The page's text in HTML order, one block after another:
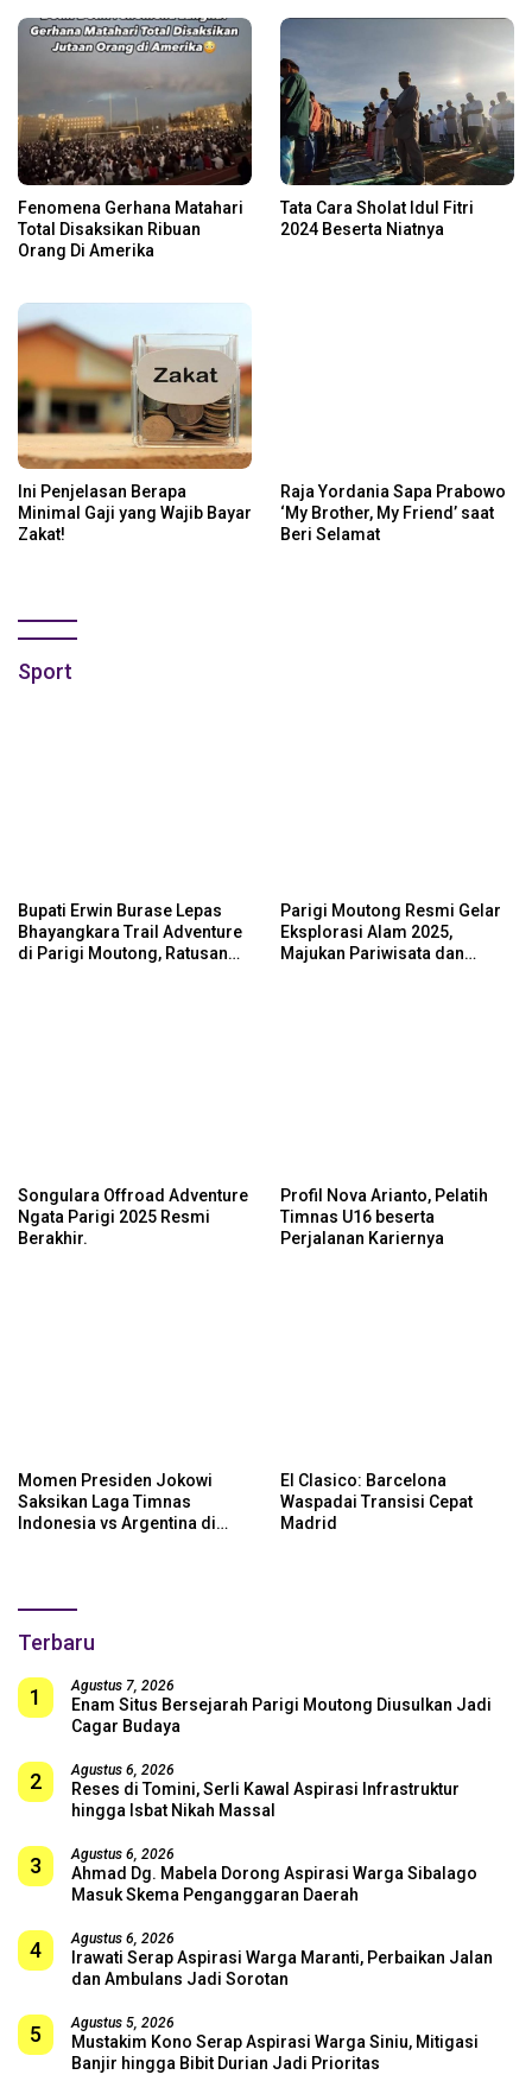
Fenomena Gerhana Matahari
Total Disaksikan Ribuan
Orang Di Amerika
Tata Cara Sholat Idul Fitri
2024 Beserta Niatnya
Ini Penjelasan Berapa
Minimal Gaji yang Wajib Bayar
Zakat!
Raja Yordania Sapa Prabowo
‘My Brother, My Friend’ saat
Beri Selamat
Sport
Bupati Erwin Burase Lepas
Bhayangkara Trail Adventure
di Parigi Moutong, Ratusan
Parigi Moutong Resmi Gelar
Eksplorasi Alam 2025,
Majukan Pariwisata dan
Songulara Offroad Adventure
Ngata Parigi 2025 Resmi
Berakhir.
Profil Nova Arianto, Pelatih
Timnas U16 beserta
Perjalanan Kariernya
Momen Presiden Jokowi
Saksikan Laga Timnas
Indonesia vs Argentina di
El Clasico: Barcelona
Waspadai Transisi Cepat
Madrid
Terbaru
1 Agustus 7, 2026
Enam Situs Bersejarah Parigi Moutong Diusulkan Jadi
Cagar Budaya
2 Agustus 6, 2026
Reses di Tomini, Serli Kawal Aspirasi Infrastruktur
hingga Isbat Nikah Massal
3 Agustus 6, 2026
Ahmad Dg. Mabela Dorong Aspirasi Warga Sibalago
Masuk Skema Penganggaran Daerah
4 Agustus 6, 2026
Irawati Serap Aspirasi Warga Maranti, Perbaikan Jalan
dan Ambulans Jadi Sorotan
5 Agustus 5, 2026
Mustakim Kono Serap Aspirasi Warga Siniu, Mitigasi
Banjir hingga Bibit Durian Jadi Prioritas